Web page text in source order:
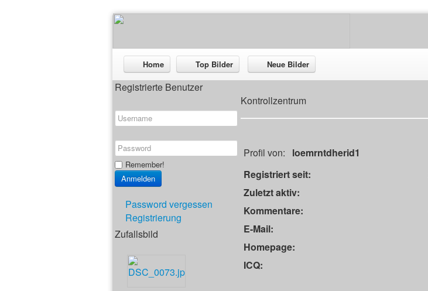
Home Top Bilder Neue Bilder
Registrierte Benutzer
Remember!
Password vergessen
Registrierung
Zufallsbild
Kontrollzentrum
Profil von: loemrntdherid1
Registriert seit:
Zuletzt aktiv:
Kommentare:
E-Mail:
Homepage:
ICQ: